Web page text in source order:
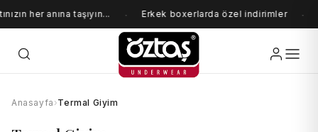
her anına taşıyın... Erkek boxerlarda özel indirimler
Anasayfa ›Termal Giyim